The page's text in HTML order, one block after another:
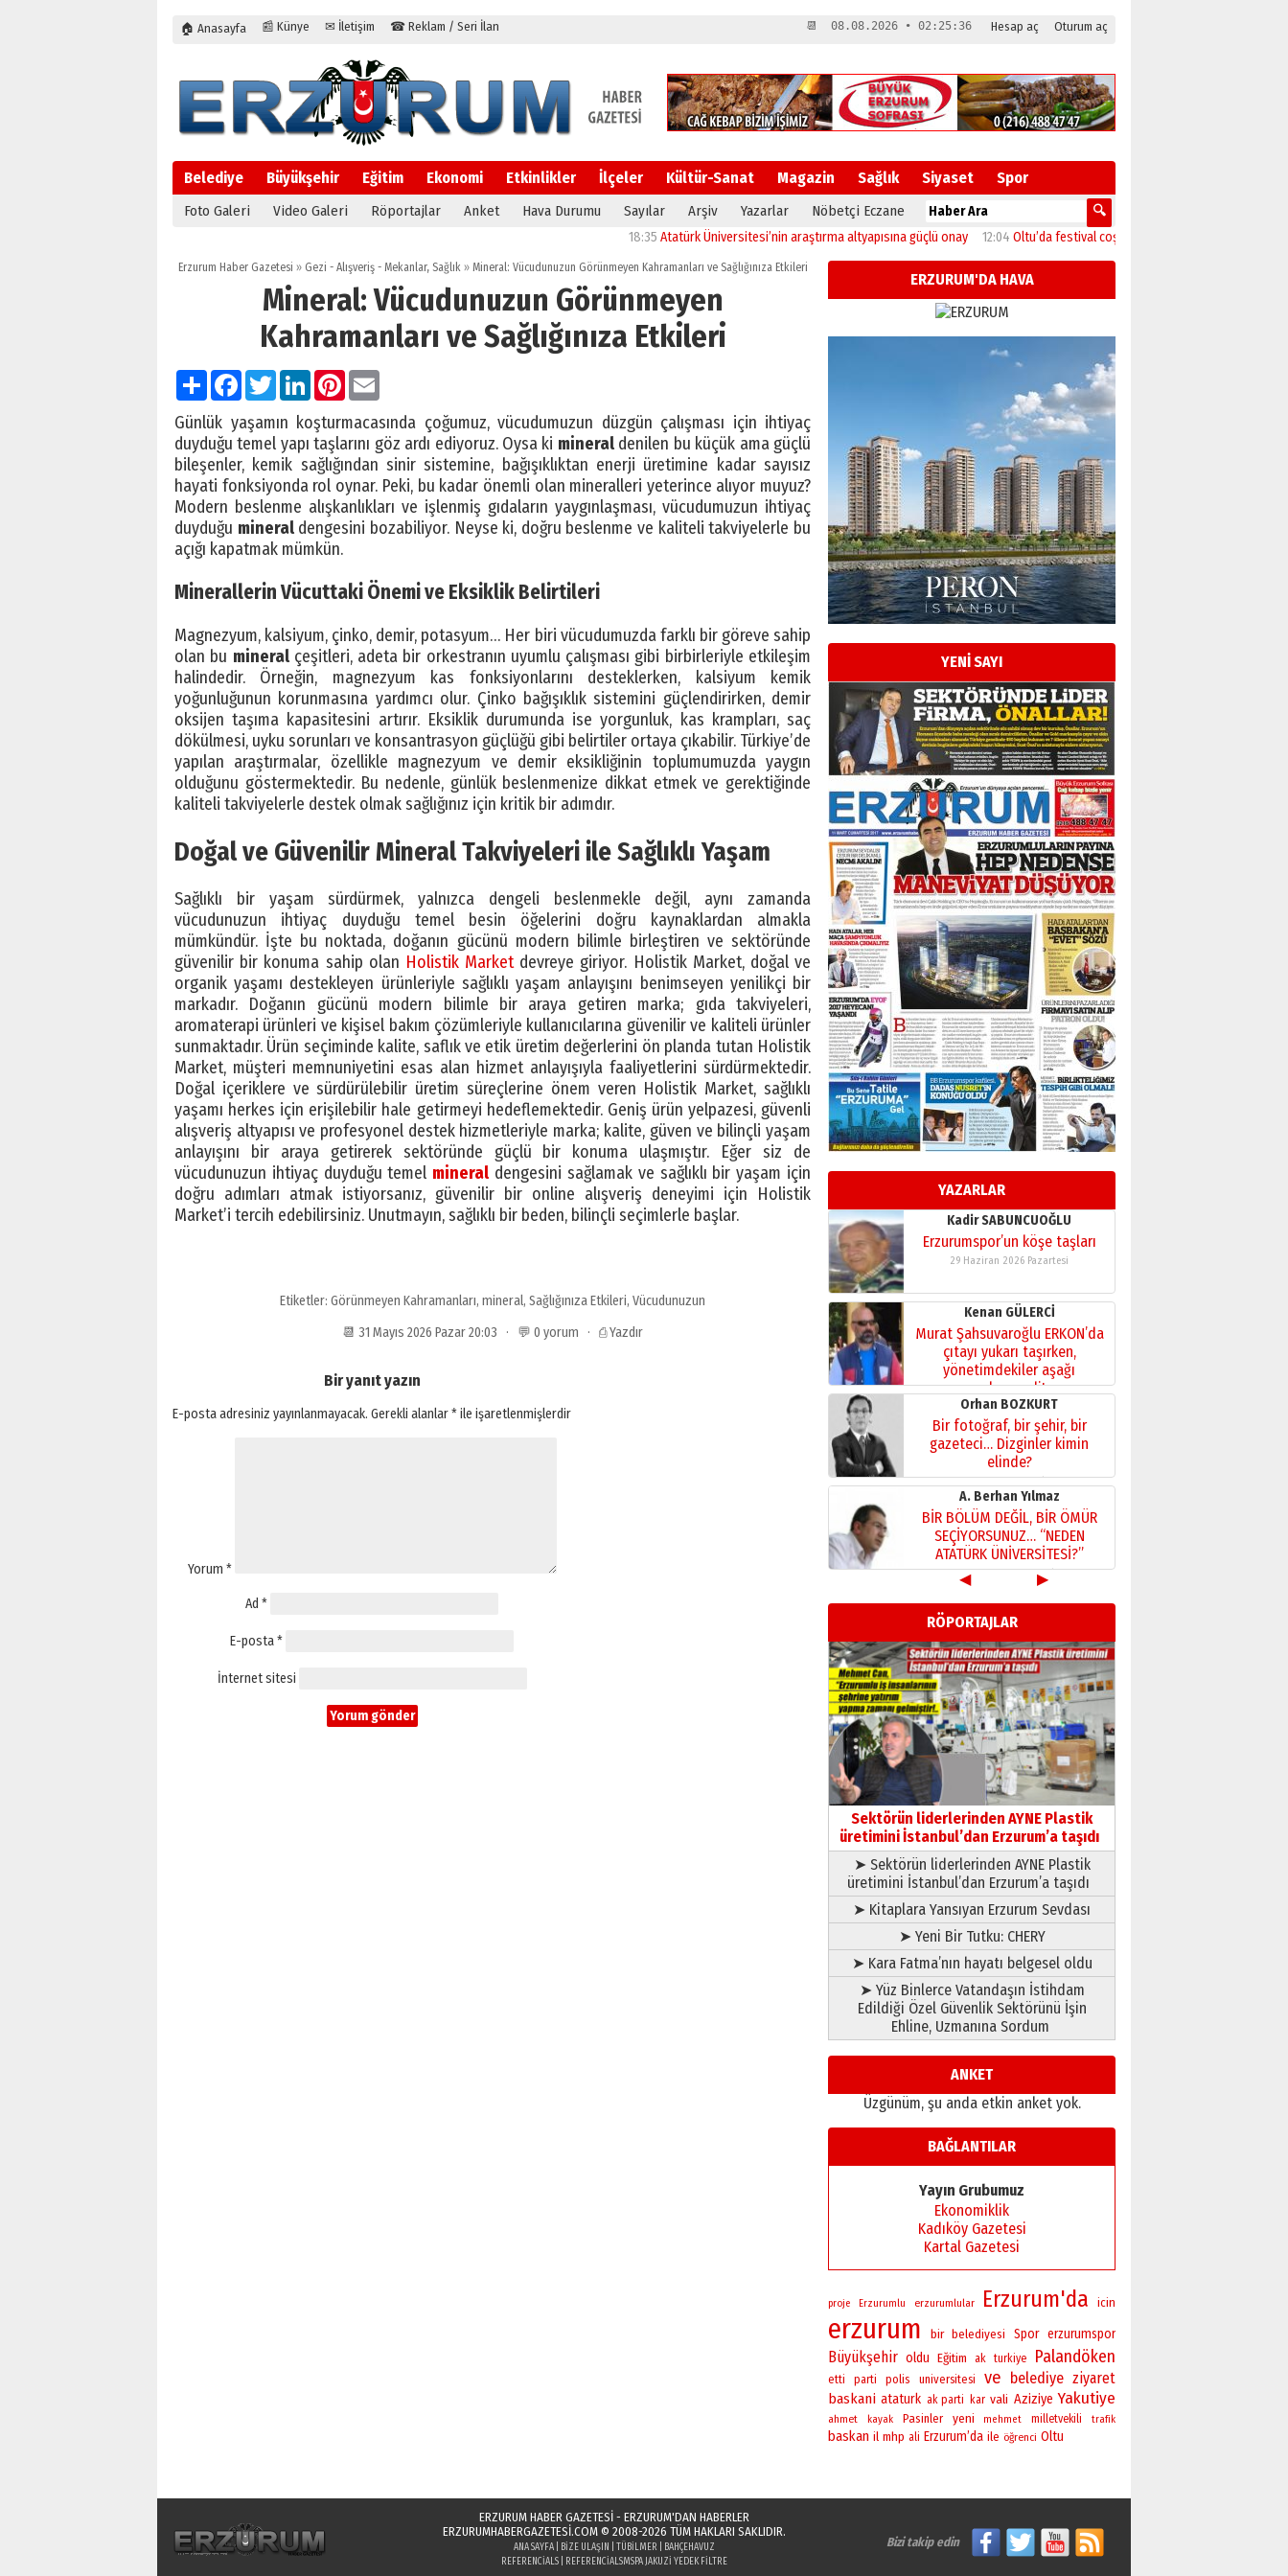
🏠 Anasayfa 📰 Künye ✉ İletişim ☎ Reklam / Seri İlan Hesap aç Oturum aç
📆 08.08.2026 • 02:25:37
Belediye Büyükşehir Eğitim Ekonomi Etkinlikler İlçeler Kültür-Sanat Magazin Sağlık Siyaset Spor
Foto Galeri Video Galeri Röportajlar Anket Hava Durumu Sayılar Arşiv Yazarlar Nöbetçi Eczane
Atatürk Üniversitesi’nin araştırma altyapısına güçlü onay 12:04 Oltu’da festival coşkusu konserle zirveye ulaştı
Erzurum Haber Gazetesi » Gezi - Alışveriş - Mekanlar, Sağlık »Mineral: Vücudunuzun Görünmeyen Kahramanları ve Sağlığınıza Etkileri
Mineral: Vücudunuzun Görünmeyen
Kahramanları ve Sağlığınıza Etkileri
PaylaşFacebook
TwitterLinkedInPinterest
Günlük yaşamın koşturmacasında çoğumuz, vücudumuzun düzgün çalışması için ihtiyaç
duyduğu temel yapı taşlarını göz ardı ediyoruz. Oysa ki mineraldenilen bu küçük ama güçlü
bileşenler, kemik sağlığından sinir sistemine, bağışıklıktan enerji üretimine kadar sayısız
hayati fonksiyonda rol oynar. Peki, bu kadar önemli olan mineralleri yeterince alıyor muyuz?
Modern beslenme alışkanlıkları ve işlenmiş gıdaların yaygınlaşması, vücudumuzun ihtiyaç
duyduğu mineraldengesini bozabiliyor. Neyse ki, doğru beslenme ve kaliteli takviyelerle bu
açığı kapatmak mümkün.
Minerallerin Vücuttaki Önemi ve Eksiklik Belirtileri
Magnezyum, kalsiyum, çinko, demir, potasyum… Her biri vücudumuzda farklı bir göreve sahip
olan bu mineralçeşitleri, adeta bir orkestranın uyumlu çalışması gibi birbirleriyle etkileşim
halindedir. Örneğin, magnezyum kas fonksiyonlarını desteklerken, kalsiyum kemik
yoğunluğunun korunmasına yardımcı olur. Çinko bağışıklık sistemini güçlendirirken, demir
oksijen taşıma kapasitesini artırır. Eksiklik durumunda ise yorgunluk, kas krampları, saç
dökülmesi, uyku sorunları ve konsantrasyon güçlüğü gibi belirtiler ortaya çıkabilir. Türkiye’de
yapılan araştırmalar, özellikle magnezyum ve demir eksikliğinin toplumumuzda yaygın
olduğunu göstermektedir. Bu nedenle, günlük beslenmenize dikkat etmek ve gerektiğinde
kaliteli takviyelerle destek olmak sağlığınız için kritik bir adımdır.
Doğal ve Güvenilir Mineral Takviyeleri ile Sağlıklı Yaşam
Sağlıklı bir yaşam sürdürmek, yalnızca dengeli beslenmekle değil, aynı zamanda
vücudunuzun ihtiyaç duyduğu temel besin öğelerini doğru kaynaklardan almakla
mümkündür. İşte bu noktada, doğanın gücünü modern bilimle birleştiren ve sektöründe
güvenilir bir konuma sahip olan Holistik Marketdevreye giriyor. Holistik Market, doğal ve
organik yaşamı destekleyen ürünleriyle sağlıklı yaşam anlayışını benimseyen yenilikçi bir
markadır. Doğanın gücünü modern bilimle bir araya getiren marka; gıda takviyeleri,
aromaterapi ürünleri ve kişisel bakım çözümleriyle kullanıcılarına güvenilir ve kaliteli ürünler
sunmaktadır. Ürün seçiminde kalite, saflık ve etik üretim değerlerini ön planda tutan Holistik
Market, müşteri memnuniyetini esas alan hizmet anlayışıyla faaliyetlerini sürdürmektedir.
Doğal içeriklere ve sürdürülebilir üretim süreçlerine önem veren Holistik Market, sağlıklı
yaşamı herkes için erişilebilir hale getirmeyi hedeflemektedir. Geniş ürün yelpazesi, güvenli
alışveriş altyapısı ve profesyonel destek hizmetleriyle marka; kalite, güven ve bilinçli yaşam
anlayışını bir araya getirerek sektöründe güçlü bir konuma ulaşmıştır. Eğer siz de
vücudunuzun ihtiyaç duyduğu temel mineral dengesini sağlamak ve sağlıklı bir yaşam için
doğru adımları atmak istiyorsanız, güvenilir bir online alışveriş deneyimi için Holistik
Market’i tercih edebilirsiniz. Unutmayın, sağlıklı bir beden, bilinçli seçimlerle başlar.
Etiketler: Görünmeyen Kahramanları, mineral, Sağlığınıza Etkileri, Vücudunuzun
📆 31 Mayıs 2026 Pazar 20:03 · 💬 0 yorum · ⎙ Yazdır
Bir yanıt yazın
E-posta adresiniz yayınlanmayacak. Gerekli alanlar*ile işaretlenmişlerdir
Yorum *
Ad *
E-posta*
İnternet sitesi
ERZURUM'DA HAVA
YENİ SAYI
YAZARLAR
Esat BİNDESEN
Başkan Sekmen’den Erzurum’a
bir vizyon proje daha!
02 Ağustos 2026 Pazar
Kadir SABUNCUOĞLU
Erzurumspor’un köşe taşları
29 Haziran 2026 Pazartesi
Kenan GÜLERCİ
Murat Şahsuvaroğlu ERKON’da
çıtayı yukarı taşırken,
yönetimdekiler aşağı
çekmemeli!
17 Şubat 2026 SalıOrhan BOZKURT
Bir fotoğraf, bir şehir, bir
gazeteci… Dizginler kimin
elinde?
31 Mart 2026 Salı
A. Berhan Yılmaz
BİR BÖLÜM DEĞİL, BİR ÖMÜR
SEÇİYORSUNUZ… “NEDEN
ATATÜRK ÜNİVERSİTESİ?”
28 Temmuz 2026 Salı
Ahmet Gökhan YAZICI
Ahmed Yesevi’den bir
Alperen… ”Reisimiz” idi…
Hakka yürüdü.!
26 Mart 2026 Perşembe
Cem Bakırcı
Ardında bıraktığı hatıralarıyla
gönül adamı Faruk Terzioğlu!
13 Mayıs 2026 Çarşamba
Esat BİNDESEN
Başkan Sekmen’den Erzurum’a
bir vizyon proje daha!
02 Ağustos 2026 Pazar
Kadir SABUNCUOĞLU
Erzurumspor’un köşe taşları
29 Haziran 2026 Pazartesi
Kenan GÜLERCİ
Murat Şahsuvaroğlu ERKON’da
çıtayı yukarı taşırken,
yönetimdekiler aşağı
çekmemeli!
17 Şubat 2026 SalıOrhan BOZKURT
Bir fotoğraf, bir şehir, bir
gazeteci… Dizginler kimin
elinde?
31 Mart 2026 Salı
A. Berhan Yılmaz
BİR BÖLÜM DEĞİL, BİR ÖMÜR
SEÇİYORSUNUZ… “NEDEN
ATATÜRK ÜNİVERSİTESİ?”
28 Temmuz 2026 Salı
Ahmet Gökhan YAZICI
Ahmed Yesevi’den bir
Alperen… ”Reisimiz” idi…
Hakka yürüdü.!
26 Mart 2026 Perşembe
Cem Bakırcı
Ardında bıraktığı hatıralarıyla
gönül adamı Faruk Terzioğlu!
13 Mayıs 2026 Çarşamba
Esat BİNDESEN
Başkan Sekmen’den Erzurum’a
bir vizyon proje daha!
02 Ağustos 2026 Pazar
◀ ▶
RÖPORTAJLAR
Sektörün liderlerinden AYNE Plastik
üretimini İstanbul’dan Erzurum’a taşıdı
➤ Sektörün liderlerinden AYNE Plastik
üretimini İstanbul’dan Erzurum’a taşıdı
➤ Kitaplara Yansıyan Erzurum Sevdası
➤ Yeni Bir Tutku: CHERY
➤ Kara Fatma’nın hayatı belgesel oldu
➤ Yüz Binlerce Vatandaşın İstihdam
Edildiği Özel Güvenlik Sektörünü İşin
Ehline, Uzmanına Sordum
ANKET
Üzgünüm, şu anda etkin anket yok.
BAĞLANTILAR
Yayın Grubumuz
Ekonomiklik
Kadıköy Gazetesi
Kartal Gazetesi
proje Erzurumlu erzurumlular Erzurum'da icin
erzurum bir belediyesi Spor erzurumspor
Büyükşehir oldu Eğitim ak turkiye Palandöken
etti parti polis universitesi ve belediye ziyaret
baskani ataturk ak parti kar vali Aziziye Yakutiye
ahmet kayak Pasinler yeni mehmet milletvekili trafik
baskan il mhp ali Erzurum’da ile öğrenci Oltu
ERZURUM HABER GAZETESİ - ERZURUM'DAN HABERLER
ERZURUMHABERGAZETESI.COM© 2008-2026 TÜM HAKLARI SAKLIDIR.
ANA SAYFA| BIZE ULAŞIN TÜBILMER
BAHÇEHAVUZ
REFERENCIALS| REFERENCIALSMSPA JAKUZI YEDEK FILTRE
Bizi takip edin